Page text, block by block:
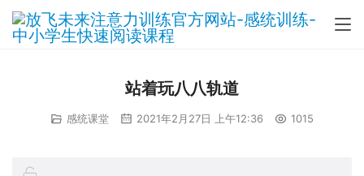
站着玩八八轨道
感统课堂 2021年2月27日 上午12:36 1015